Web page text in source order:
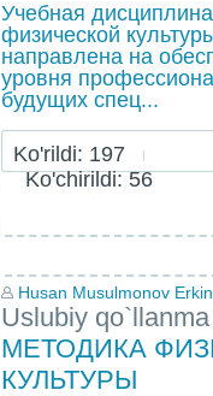
Учебная
физической
направлена на
уровня
будущих спец...
Ko'rildi: 197
Ko'chirildi: 56
Husan Musulmonov
Uslubiy qo`llanma
МЕТОДИКА
КУЛЬТУРЫ